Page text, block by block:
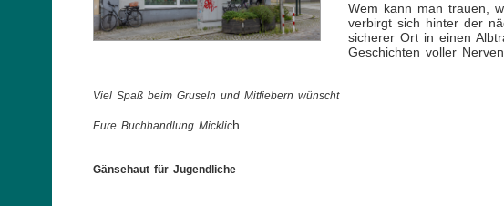
Wem kann man trauen,
verbirgt sich hinter der
sicherer Ort in einen
Geschichten voller
Viel Spaß beim Gruseln und Mitfiebern wünscht
Eure Buchhandlung Micklich
Gänsehaut für Jugendliche